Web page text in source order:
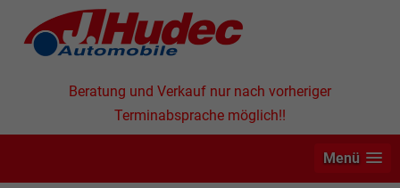
Beratung und Verkauf nur nach vorheriger
Terminabsprache möglich!!
Menü